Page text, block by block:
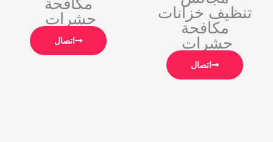
تنظيف خزانات
مكافحة
حشرات
اتصال
حشرات
اتصال